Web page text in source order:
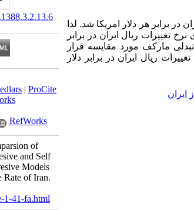
در برابر هر دلار امریکا شد. لذا
تغییرات ریال ایران در برابر
مارکف مورد مقایسه قرار
ریال ایران در برابر دلار
ایران | ProCite
RefWorks
of
and Self
Models
Rate of Iran.
1-41-fa.html